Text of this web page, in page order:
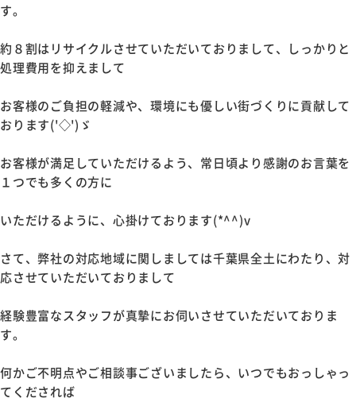
す。
約８割はリサイクルさせていただいておりまして、しっかりと
処理費用を抑えまして
お客様のご負担の軽減や、環境にも優しい街づくりに貢献して
おります('◇')ゞ
お客様が満足していただけるよう、常日頃より感謝のお言葉を
１つでも多くの方に
いただけるように、心掛けております(*^^)v
さて、弊社の対応地域に関しましては千葉県全土にわたり、対
応させていただいておりまして
経験豊富なスタッフが真摯にお伺いさせていただいておりま
す。
何かご不明点やご相談事ございましたら、いつでもおっしゃっ
てくだされば